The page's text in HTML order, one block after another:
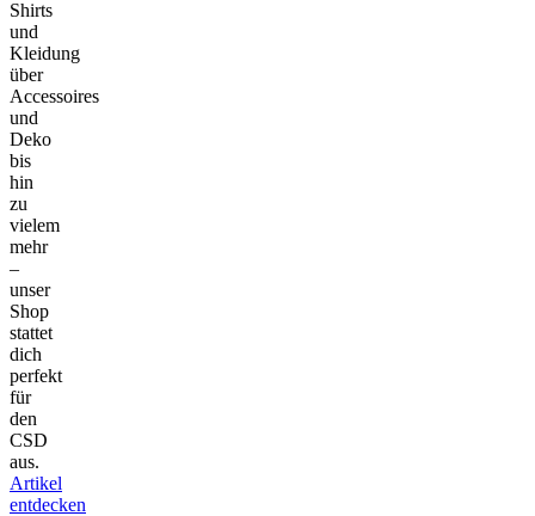
Shirts
und
Kleidung
über
Accessoires
und
Deko
bis
hin
zu
vielem
mehr
–
unser
Shop
stattet
dich
perfekt
für
den
CSD
aus.
Artikel
entdecken